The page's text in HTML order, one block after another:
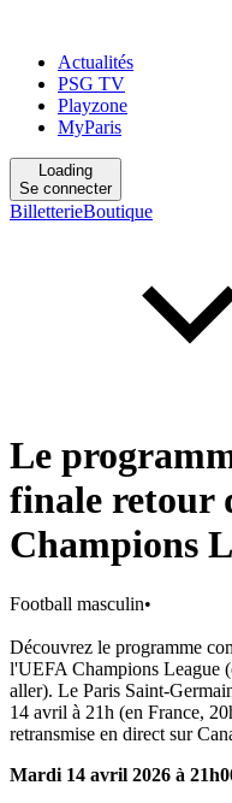
Actualités
PSG TV
Playzone
MyParis
Loading
Se connecter
BilletterieBoutique
Le
finale retour
Champions
Football masculin•
Découvrez le programme
l'UEFA Champions League
aller). Le Paris Saint-
14 avril à 21h (en France,
retransmise en direct sur
Mardi 14 avril 2026 à